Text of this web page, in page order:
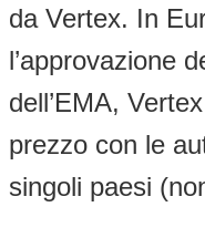
da Vertex. In
l’approvazione
dell’EMA,
prezzo con le
singoli paesi